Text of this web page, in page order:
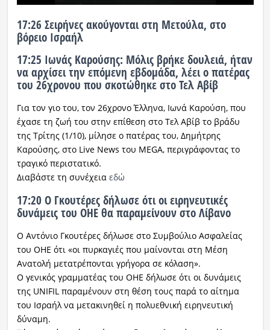
17:26 Σειρήνες ακούγονται στη Μετούλα, στο
βόρειο Ισραήλ
17:25 Ιωνάς Καρούσης: Μόλις βρήκε δουλειά, ήταν
να αρχίσει την επόμενη εβδομάδα, λέει ο πατέρας
του 26χρονου που σκοτώθηκε στο Τελ Αβίβ
Για τον γιο του, τον 26χρονο Έλληνα, Ιωνά Καρούση, που
έχασε τη ζωή του στην επίθεση στο Τελ Αβίβ το βράδυ
της Τρίτης (1/10), μίλησε ο πατέρας του, Δημήτρης
Καρούσης, στο Live News του MEGA, περιγράφοντας το
τραγικό περιστατικό.
Διαβάστε τη συνέχεια εδώ
17:20 Ο Γκουτέρες δήλωσε ότι οι ειρηνευτικές
δυνάμεις του ΟΗΕ θα παραμείνουν στο Λίβανο
Ο Αντόνιο Γκουτέρες δήλωσε στο Συμβούλιο Ασφαλείας
του ΟΗΕ ότι «οι πυρκαγιές που μαίνονται στη Μέση
Ανατολή μετατρέπονται γρήγορα σε κόλαση».
Ο γενικός γραμματέας του ΟΗΕ δήλωσε ότι οι δυνάμεις
της UNIFIL παραμένουν στη θέση τους παρά το αίτημα
του Ισραήλ να μετακινηθεί η πολυεθνική ειρηνευτική
δύναμη.